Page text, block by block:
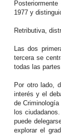
1977 y
Retributiva,
Las dos
tercera se
todas las
Por otro lado,
interés y el
de
los
puede
explorar el